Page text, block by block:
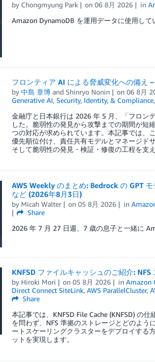
by Chongmyung Park on06 8月 2026 in
Amazon DynamoDB を運用データに使用し
フロンティア AI による脅威変化への備え
by 中島 章博and Shinryo Nonin on06 8月
Generative AI, Security, Identity, & Compliance,
金融庁と日本銀行は 2026 年 5 月、「フロン
した。脆弱性の発見から攻撃までの期間が短
つの対応が求められています。本記事では、
優先順位付け、責任共有モデルとマネージド
そして脆弱性の発見・検証・修復の工程を支
AWS Weekly のまとめ: Bedrock の GPT
など (2026年8月3日)
by Micah Walter on05 8月 2026 in
Share
2026 年 7 月 27 日週、7 歳の息子と一緒に
KNFSD ファイルキャッシュのご紹介:
by Hiroki Mori on05 8月 2026 inAmazon
Direct Connect SiteLink, AWS ParallelCluster,
Share
本記事では、KNFSD File Cache (KNFSD) の
を問わず、NFS 準拠のストレージとどのよ
ートスケーリングクラスターをデプロイする
ットを実現します。